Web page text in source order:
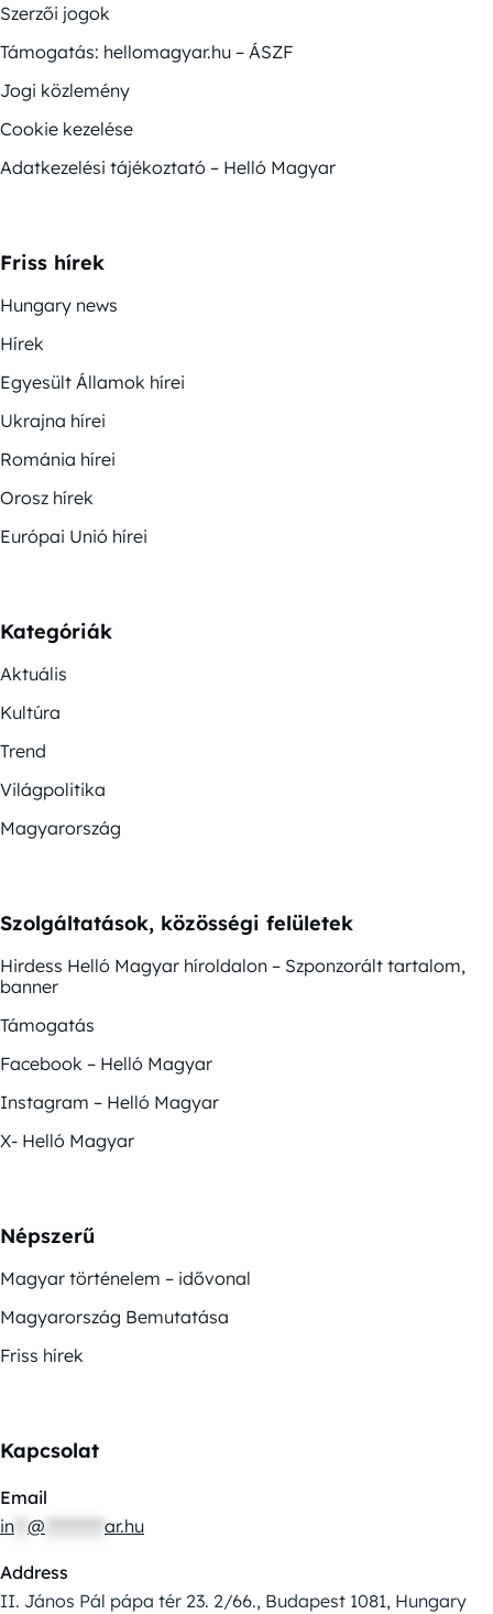
Szerzői jogok
Támogatás: hellomagyar.hu – ÁSZF
Jogi közlemény
Cookie kezelése
Adatkezelési tájékoztató – Helló Magyar
Friss hírek
Hungary news
Hírek
Egyesült Államok hírei
Ukrajna hírei
Románia hírei
Orosz hírek
Európai Unió hírei
Kategóriák
Aktuális
Kultúra
Trend
Világpolitika
Magyarország
Szolgáltatások, közösségi felületek
Hirdess Helló Magyar híroldalon – Szponzorált tartalom,
banner
Támogatás
Facebook – Helló Magyar
Instagram – Helló Magyar
X- Helló Magyar
Népszerű
Magyar történelem – idővonal
Magyarország Bemutatása
Friss hírek
Kapcsolat
Email
in @ ar.hu
Address
II. János Pál pápa tér 23. 2/66., Budapest 1081, Hungary